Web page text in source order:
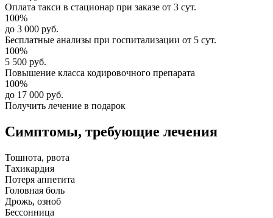
Оплата такси в стационар при заказе от 3 сут.
100%
до 3 000 руб.
Бесплатные анализы при госпитализации от 5 сут.
100%
5 500 руб.
Повышение класса кодировочного препарата
100%
до 17 000 руб.
Получить лечение в подарок
Симптомы, требующие лечения
Тошнота, рвота
Тахикардия
Потеря аппетита
Головная боль
Дрожь, озноб
Бессонница